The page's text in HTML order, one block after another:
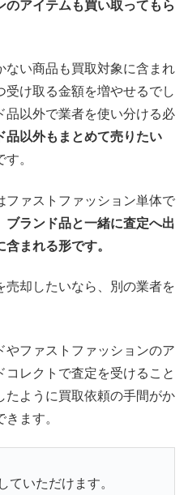
アイテムも買い取ってもら
い商品も買取対象に含まれ
け取る金額を増やせるでし
品以外で業者を使い分ける必
品以外もまとめて売りたい
。
ファストファッション単体で
ブランド品と一緒に査定へ出
まれる形です。
却したいなら、別の業者を
ファストファッションのア
レクトで査定を受けること
たように買取依頼の手間がか
ます。
ていただけます。